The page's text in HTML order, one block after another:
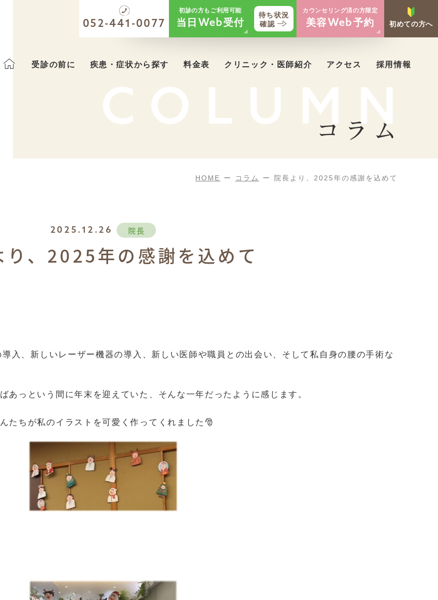
052-441-0077
初診の方もご利用可能
当日 Web受付
待ち状況
確認
カウンセリング済の方限定
美容Web予約 初めての方へ
受診の前に 疾患・症状から探す 料金表 クリニック・医師紹介 アクセス 採用情報
COLUMN
コラム
HOME コラム 院長より、2025年の感謝を込めて
2025.12.26 院長
り、2025年の感謝を込めて
入、新しいレーザー機器の導入、新しい医師や職員との出会い、そして私自身の腰の手術な
あっという間に年末を迎えていた、そんな一年だったように感じます。
たちが私のイラストを可愛く作ってくれました🎅